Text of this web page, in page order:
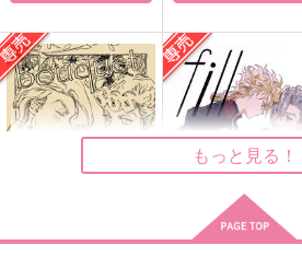
CERASTIUM
馬冷やす
944円（税込）
ジョルノ×ポルナレフ
サンプル
Dammi un bacio
海底ラジコン
472円（税込）
ジョルノ×ミスタ
サンプル
作品詳細
もっと見る！